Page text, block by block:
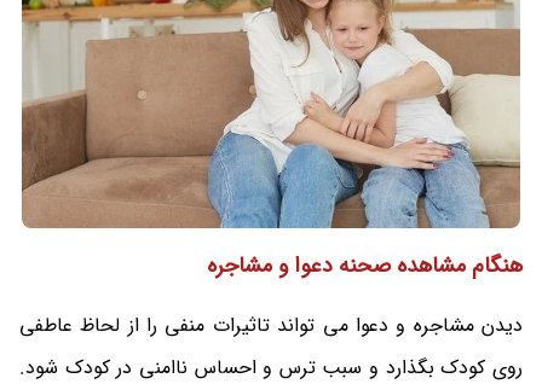
هنگام مشاهده صحنه دعوا و مشاجره
دیدن مشاجره و دعوا می تواند تاثیرات منفی را از لحاظ عاطفی
روی کودک بگذارد و سبب ترس و احساس ناامنی در کودک شود.